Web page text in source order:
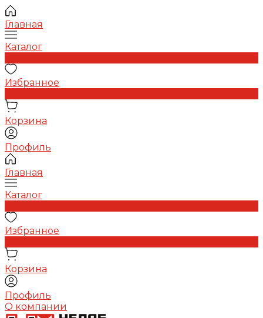
Главная
Каталог
Избранное
Корзина
Профиль
Главная
Каталог
Избранное
Корзина
Профиль
О компании